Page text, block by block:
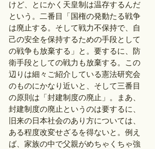
けど、とにかく天皇制は温存するんだ
という。二番目「国権の発動たる戦争
は廃止する。そして戦力不保持で、自
己の安全を保持するための手段として
の戦争も放棄する」と。要するに、防
衛手段としての戦力も放棄する。この
辺りは細々ご紹介している憲法研究会
のものにかなり近いと、そして三番目
の原則は「封建制度の廃止」。まあ、
封建制度の廃止というのは要するに、
旧来の日本社会のあり方については、
ある程度改変せざるを得ないと。例え
ば、家族の中で父親がめちゃくちゃ強